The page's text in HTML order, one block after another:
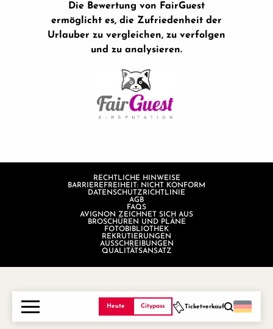
Heute Citypass Ticketverkauf
Die Bewertung von FairGuest
ermöglicht es, die Zufriedenheit der
Urlauber zu vergleichen, zu verfolgen
und zu analysieren.
RECHTLICHE HINWEISE
BARRIEREFREIHEIT: NICHT KONFORM
DATENSCHUTZRICHTLINIE
AGB
FAQS
AVIGNON ZEICHNET SICH AUS
BROSCHÜREN UND PLÄNE
FOTOBIBLIOTHEK
REKRUTIERUNGEN
AUSSCHREIBUNGEN
QUALITÄTSANSATZ